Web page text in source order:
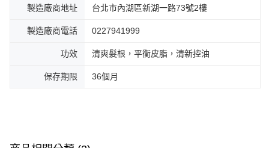
製造廠商地址 台北市內湖區新湖一路73號2樓
製造廠商電話 0227941999
功效 清爽髮根，平衡皮脂，清新控油
保存期限 36個月